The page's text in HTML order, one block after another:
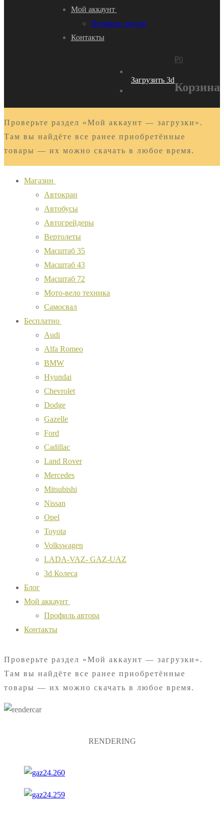
Мой аккаунт
Профиль автора
Контакты
Загрузить 3d
₽0
Корзина
Проверьте раздел «Мой аккаунт — загрузки».
Там вы найдёте все ранее приобретённые
товары — их можно скачать в любое время.
Магазин
Автокран
Автобусы
Автогрейдеры
Вертолеты
Масштаб 35
Масштаб 43
Масштаб 72
Мото-вело техника
Самосвал
Бесплатно
Audi
Alfa Romeo
BMW
Hyundai
Chevrolet
Dodge
Gazelle
Ford
Cadillac
Land Rover
Mercedes
Mitsubishi
Nissan
Opel
Toyota
Volkswagen
LADA-VAZ- GAZ-UAZ
3d Колеса
Блог
Мой аккаунт
Профиль автора
Контакты
Проверьте раздел «Мой аккаунт — загрузки».
Там вы найдёте все ранее приобретённые
товары — их можно скачать в любое время.
RENDERING